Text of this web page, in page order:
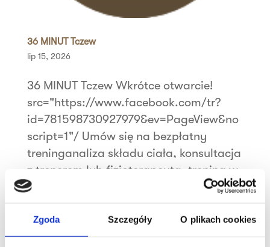
Zgoda Szczegóły O plikach cookies
36 MINUT Tczew
lip 15, 2026
36 MINUT Tczew Wkrótce otwarcie!
src="https://www.facebook.com/tr?
id=781598730927979&ev=PageView&no
script=1"/ Umów się na bezpłatny
treninganaliza składu ciała, konsultacja
z trenerem lub fizjoterapeutą, trening w
systemie 36 Zapisz się Realne osoby.
Prawdziwe...